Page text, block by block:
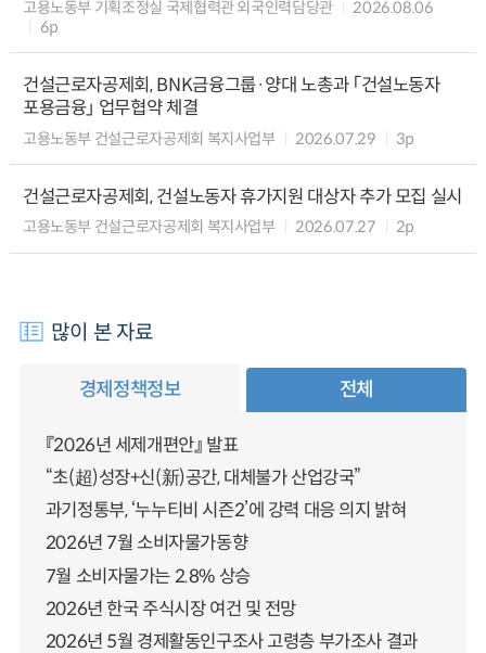
고용노동부 기획조정실 국제협력관 외국인력담당관
2026.08.06
6p
건설근로자공제회, BNK금융그룹·양대 노총과 「건설노동자
포용금융」 업무협약 체결
고용노동부 건설근로자공제회 복지사업부 2026.07.29 3p
건설근로자공제회, 건설노동자 휴가지원 대상자 추가 모집 실시
고용노동부 건설근로자공제회 복지사업부 2026.07.27 2p
많이 본 자료
경제정책정보 전체
『2026년 세제개편안』 발표
“초(超)성장+신(新)공간, 대체불가 산업강국”
과기정통부, ‘누누티비 시즌2’에 강력 대응 의지 밝혀
2026년 7월 소비자물가동향
7월 소비자물가는 2.8% 상승
2026년 한국 주식시장 여건 및 전망
2026년 5월 경제활동인구조사 고령층 부가조사 결과